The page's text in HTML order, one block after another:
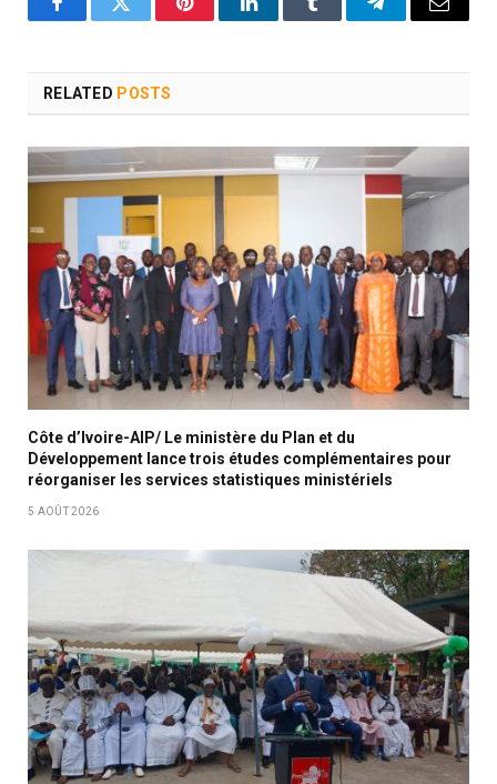
FacebookTwitter PinterestLinkedInTumblr TelegramEmail
RELATED POSTS
Côte d’Ivoire-AIP/ Le ministère du Plan et du
Développement lance trois études complémentaires pour
réorganiser les services statistiques ministériels
5 AOÛT 2026